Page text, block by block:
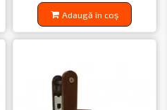
Adaugă în coș